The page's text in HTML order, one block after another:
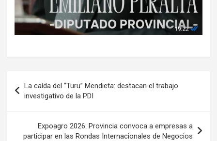
de
entradas
La caída del “Turu” Mendieta: destacan el trabajo
investigativo de la PDI
Expoagro 2026: Provincia convoca a empresas a
participar en las Rondas Internacionales de Negocios